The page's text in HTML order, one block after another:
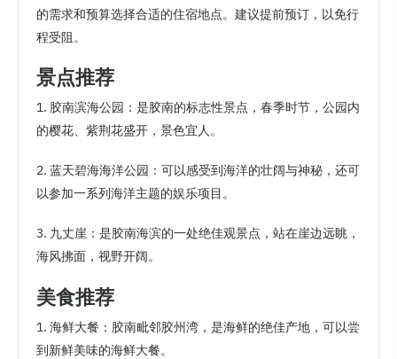
的需求和预算选择合适的住宿地点。建议提前预订，以免行
程受阻。
景点推荐
1. 胶南滨海公园：是胶南的标志性景点，春季时节，公园内
的樱花、紫荆花盛开，景色宜人。
2. 蓝天碧海海洋公园：可以感受到海洋的壮阔与神秘，还可
以参加一系列海洋主题的娱乐项目。
3. 九丈崖：是胶南海滨的一处绝佳观景点，站在崖边远眺，
海风拂面，视野开阔。
美食推荐
1. 海鲜大餐：胶南毗邻胶州湾，是海鲜的绝佳产地，可以尝
到新鲜美味的海鲜大餐。